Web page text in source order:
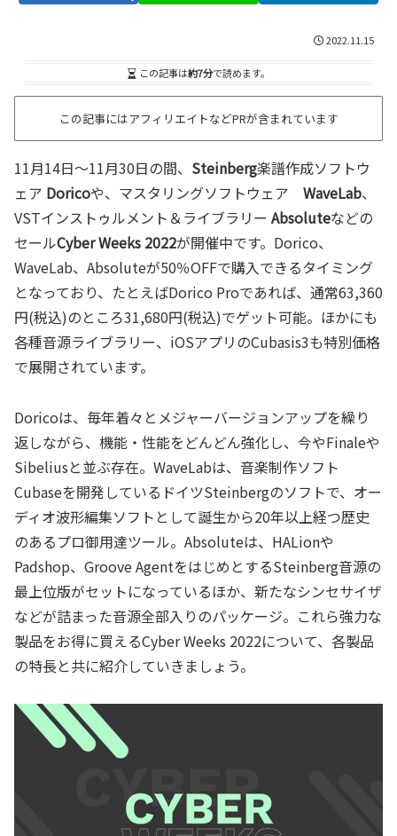
2022.11.15
この記事は約7分で読めます。
この記事にはアフィリエイトなどPRが含まれています
11月14日～11月30日の間、 Steinberg楽譜作成ソフトウ
ェア Doricoや、マスタリングソフトウェア WaveLab、
VSTインストゥルメント＆ライブラリー Absoluteなどの
セールCyber Weeks 2022が開催中です。Dorico、
WaveLab、Absoluteが50％OFFで購入できるタイミング
となっており、たとえばDorico Proであれば、通常63,360
円(税込)のところ31,680円(税込)でゲット可能。ほかにも
各種音源ライブラリー、iOSアプリのCubasis3も特別価格
で展開されています。
Doricoは、毎年着々とメジャーバージョンアップを繰り
返しながら、機能・性能をどんどん強化し、今やFinaleや
Sibeliusと並ぶ存在。WaveLabは、音楽制作ソフト
Cubaseを開発しているドイツSteinbergのソフトで、オー
ディオ波形編集ソフトとして誕生から20年以上経つ歴史
のあるプロ御用達ツール。Absoluteは、HALionや
Padshop、Groove AgentをはじめとするSteinberg音源の
最上位版がセットになっているほか、新たなシンセサイザ
などが詰まった音源全部入りのパッケージ。これら強力な
製品をお得に買えるCyber Weeks 2022について、各製品
の特長と共に紹介していきましょう。